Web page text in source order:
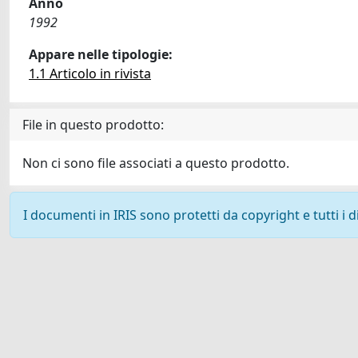
1992
Appare nelle tipologie:
1.1 Articolo in rivista
File in questo prodotto:
Non ci sono file associati a questo prodotto.
I documenti in IRIS sono protetti da copyright e tutti i